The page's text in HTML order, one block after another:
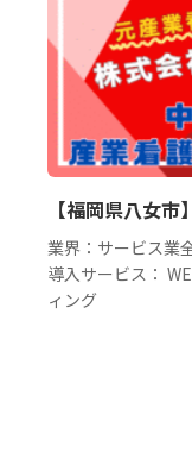
【福岡県八女
業界：サービス業
導入サービス：
ィング